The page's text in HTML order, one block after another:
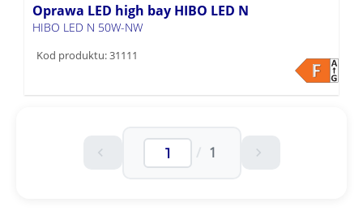
Oprawa LED high bay HIBO LED N
HIBO LED N 50W-NW
Kod produktu: 31111
/ 1